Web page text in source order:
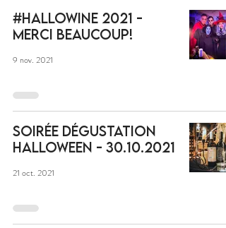
#Hallowine 2021 -
Merci beaucoup!
9 nov. 2021
Soirée Dégustation
Halloween - 30.10.2021
21 oct. 2021